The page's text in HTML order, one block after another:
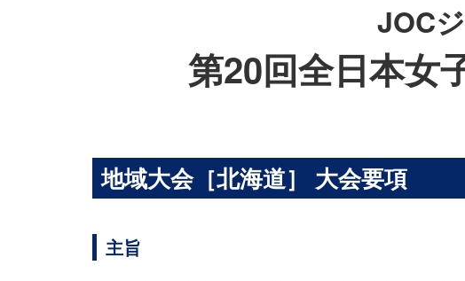
JOC
第20回全日本女
地域大会［北海道］ 大会要項
主旨